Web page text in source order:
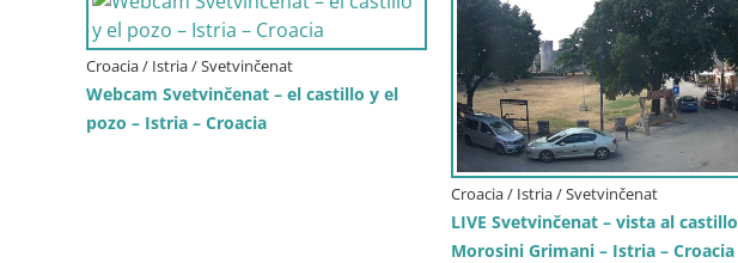
Croacia / Istria / Svetvinčenat
Webcam Svetvinčenat – el castillo y el
pozo – Istria – Croacia
Croacia / Istria / Svetvinčenat
LIVE Svetvinčenat – vista al castillo
Morosini Grimani – Istria – Croacia